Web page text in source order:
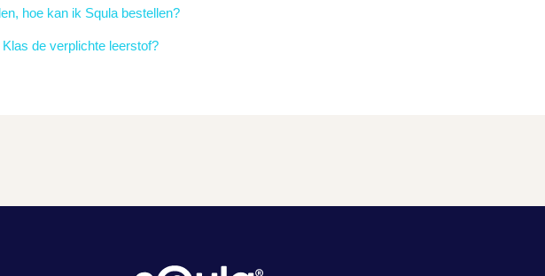
hoe kan ik Squla bestellen?
de verplichte leerstof?